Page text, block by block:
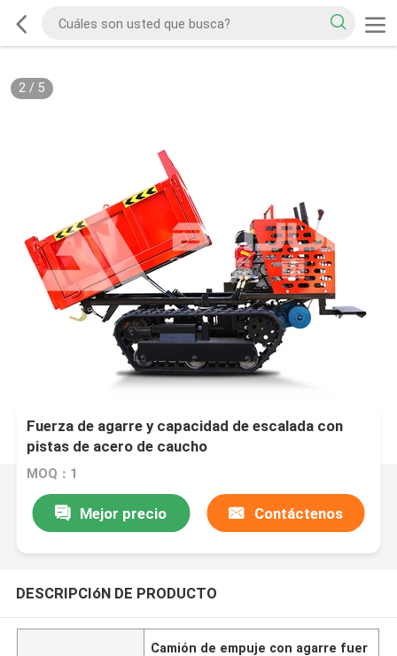
2/ 5
Fuerza de agarre y capacidad de escalada con
pistas de acero de caucho
MOQ：1
Mejor precio Contáctenos
DESCRIPCIóN DE PRODUCTO
Camión de empuje con agarre fuer